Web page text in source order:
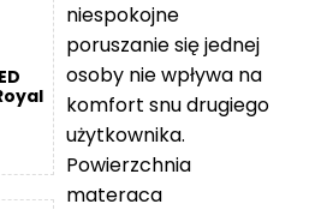
niespokojne
poruszanie się jednej
osoby nie wpływa na
komfort snu drugiego
użytkownika.
Powierzchnia
materaca